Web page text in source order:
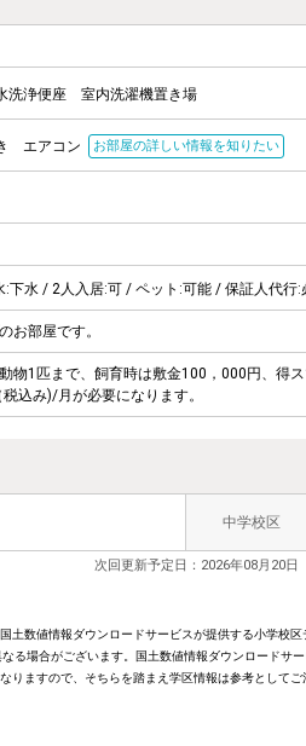
洗浄便座 室内洗濯機置き場
エアコン お部屋の詳しい情報を知りたい
下水 / 2人入居:可 / ペット:可能 / 保証人代行:
お部屋です。
物1匹まで、飼育時は敷金100，000円、得
込み)/月が必要になります。
中学校区
次回更新予定日：2026年08月20日
土数値情報ダウンロードサービスが提供する小学校
る場合がございます。国土数値情報ダウンロードサ
ますので、そちらを踏まえ学区情報は参考としてご